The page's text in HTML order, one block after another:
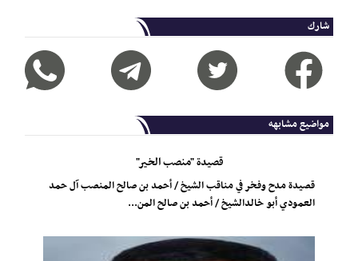
شارك
مواضيع مشابهه
قصيدة "منصب الخير"
قصيدة مدح وفخر في مناقب الشيخ / أحمد بن صالح المنصب آل حمد
العمودي أبو خالدالشيخ / أحمد بن صالح المن...